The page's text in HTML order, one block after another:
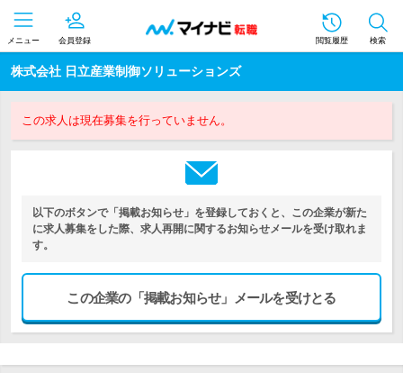
メニュー 会員登録 閲覧履歴 検索
株式会社 日立産業制御ソリューションズ
この求人は現在募集を行っていません。
以下のボタンで「掲載お知らせ」を登録しておくと、この企業が新た
に求人募集をした際、求人再開に関するお知らせメールを受け取れま
す。
この企業の「掲載お知らせ」メールを受けとる